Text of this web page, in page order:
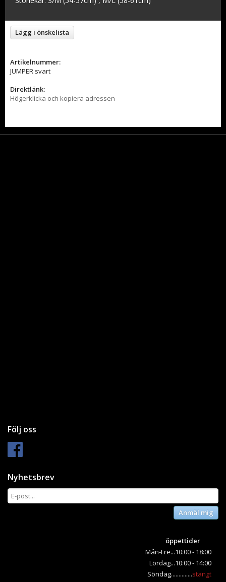
Lägg i önskelista
Artikelnummer:
JUMPER svart
Direktlänk:
Högerklicka och kopiera adressen
Följ oss
Nyhetsbrev
Anmäl mig
öppettider
Mån-Fre...10:00 - 18:00
Lördag...10:00 - 14:00
Söndag..............stängt